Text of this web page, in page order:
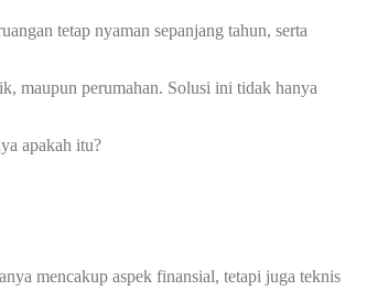
tetap nyaman sepanjang tahun, serta
maupun perumahan. Solusi ini tidak hanya
apakah itu?
mencakup aspek finansial, tetapi juga teknis